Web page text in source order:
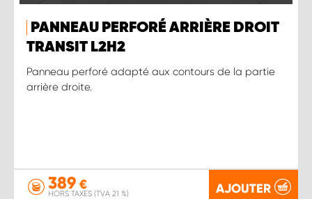
PANNEAU PERFORÉ ARRIÈRE DROIT
TRANSIT L2H2
Panneau perforé adapté aux contours de la partie
arrière droite.
389 €
HORS TAXES (TVA 21 %) AJOUTER